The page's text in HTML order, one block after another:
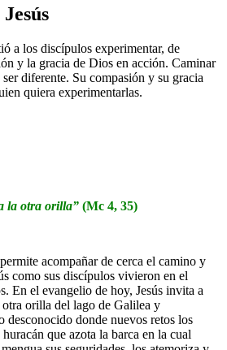
a los discípulos experimentar, de
y la gracia de Dios en acción. Caminar
diferente. Su compasión y su gracia
quiera experimentarlas.
la otra orilla”(Mc 4, 35)
acompañar de cerca el camino y
como sus discípulos vivieron en el
En el evangelio de hoy, Jesús invita a
otra orilla del lago de Galilea y
desconocido donde nuevos retos los
que azota la barca en la cual